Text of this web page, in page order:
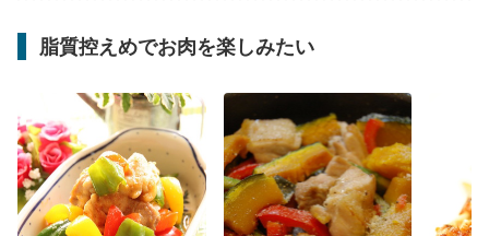
脂質控えめでお肉を楽しみたい